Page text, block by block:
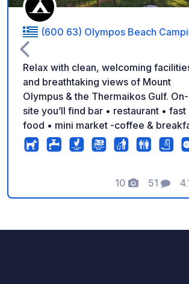
(600 63) Olympos Beach
Relax with clean, welcoming
and breathtaking views of Mount
Olympus & the Thermaikos Gulf. On-
site you’ll find bar • restaurant • fast
food • mini market -coffee & breakfast
– everything you need for the
holiday!
10
Foto's
51